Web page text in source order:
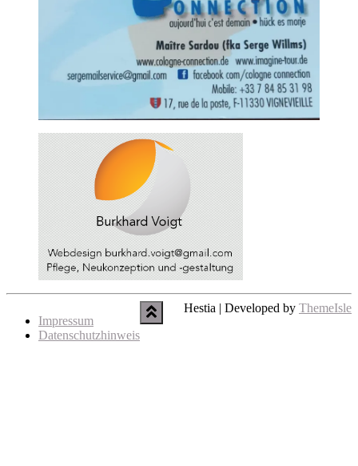
OpenStreetMap
Stamen Terrain
Stamen Toner
OpenMapSurfer
OpenTopoMap
Hydda
2 km
Impressum
Datenschutzhinweis
Hestia | Developed by ThemeIsle